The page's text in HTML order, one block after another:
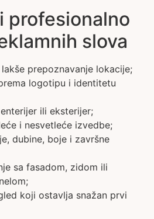
profesionalno
slova
prepoznavanje lokacije;
logotipu i identitetu
ili eksterijer;
i nesvetleće izvedbe;
dubine, boje i završne
sa fasadom, zidom ili
koji ostavlja snažan prvi